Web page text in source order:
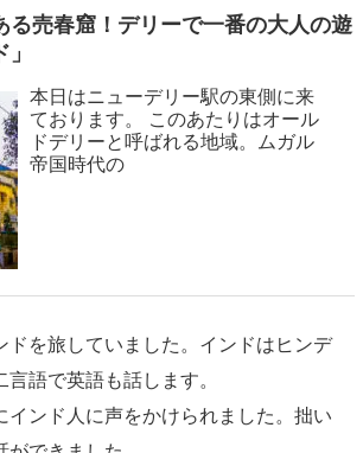
る売春窟！デリーで一番の大人の遊
本日はニューデリー駅の東側に来
ております。 このあたりはオール
ドデリーと呼ばれる地域。ムガル
帝国時代の
ドを旅していました。インドはヒンデ
言語で英語も話します。
インド人に声をかけられました。拙い